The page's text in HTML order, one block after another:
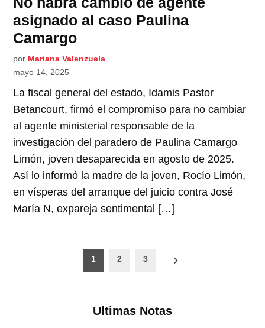
asignado al caso Paulina
Camargo
por Mariana Valenzuela
mayo 14, 2025
La fiscal general del estado, Idamis Pastor
Betancourt, firmó el compromiso para no cambiar
al agente ministerial responsable de la
investigación del paradero de Paulina Camargo
Limón, joven desaparecida en agosto de 2025.
Así lo informó la madre de la joven, Rocío Limón,
en vísperas del arranque del juicio contra José
María N, expareja sentimental […]
1 2 3
Ultimas Notas